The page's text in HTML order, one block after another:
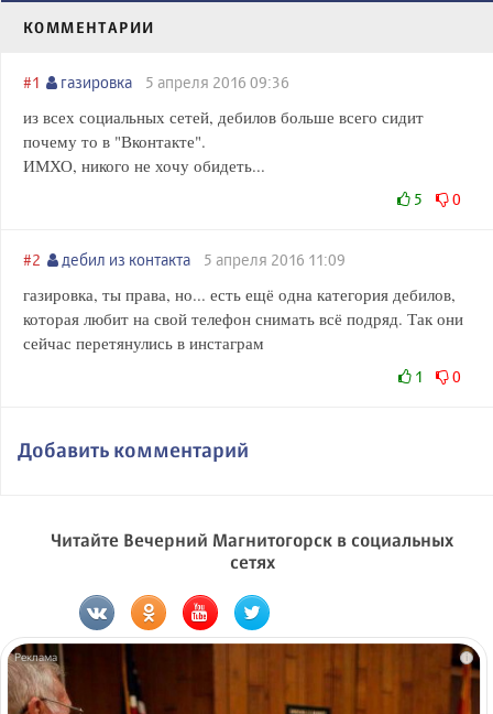
КОММЕНТАРИИ
#1 газировка 5 апреля 2016 09:36
из всех социальных сетей, дебилов больше всего сидит
почему то в "Вконтакте".
ИМХО, никого не хочу обидеть...
5 0
#2 дебил из контакта 5 апреля 2016 11:09
газировка, ты права, но... есть ещё одна категория дебилов,
которая любит на свой телефон снимать всё подряд. Так они
сейчас перетянулись в инстаграм
1 0
Добавить комментарий
Читайте Вечерний Магнитогорск в социальных
сетях
i